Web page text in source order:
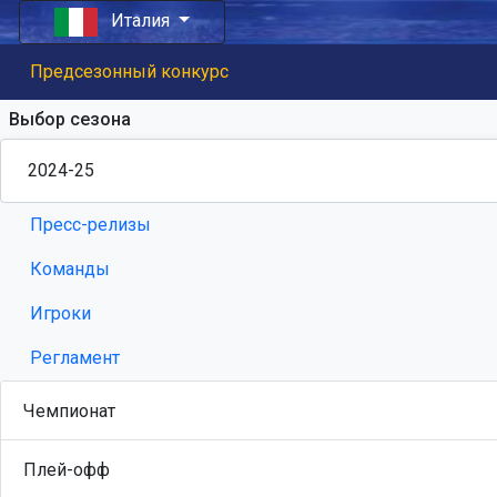
Италия
Предсезонный конкурс
Выбор сезона
Пресс-релизы
Команды
Игроки
Регламент
Чемпионат
Плей-офф